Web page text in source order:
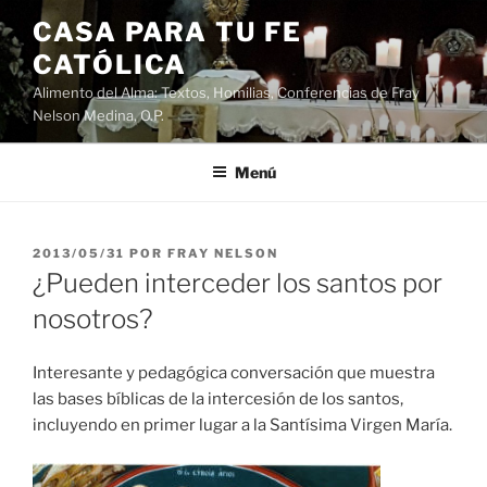
Saltar
al
contenido
CASA PARA TU FE
CATÓLICA
Alimento del Alma: Textos, Homilias, Conferencias de Fray
Nelson Medina, O.P.
Menú
PUBLICADO
EL
2013/05/31 POR FRAY NELSON
¿Pueden interceder los santos por
nosotros?
Interesante y pedagógica conversación que muestra
las bases bíblicas de la intercesión de los santos,
incluyendo en primer lugar a la Santísima Virgen María.